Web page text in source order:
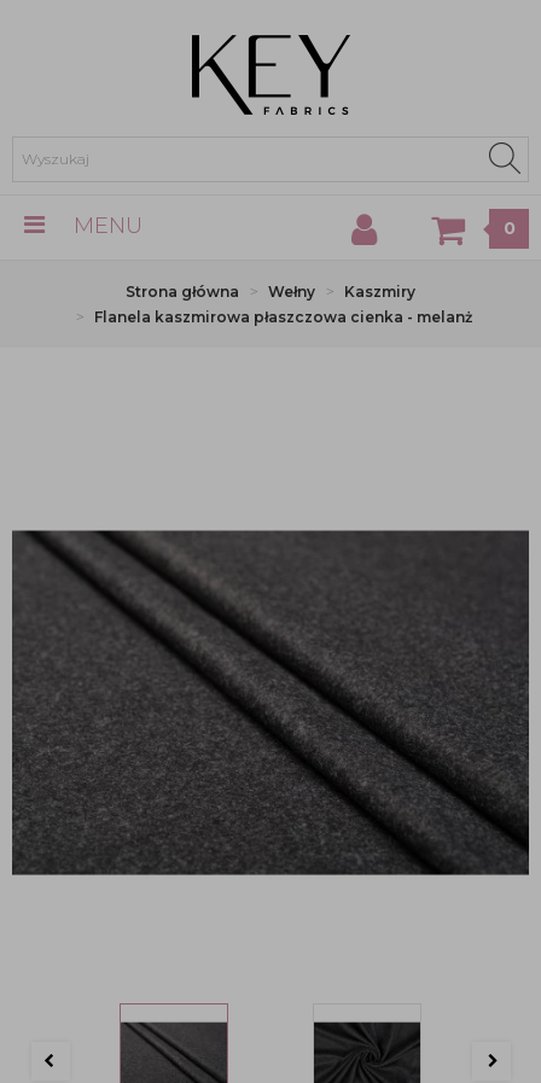
MENU 0
Strona główna Wełny
Kaszmiry
Flanela kaszmirowa płaszczowa cienka - melanż